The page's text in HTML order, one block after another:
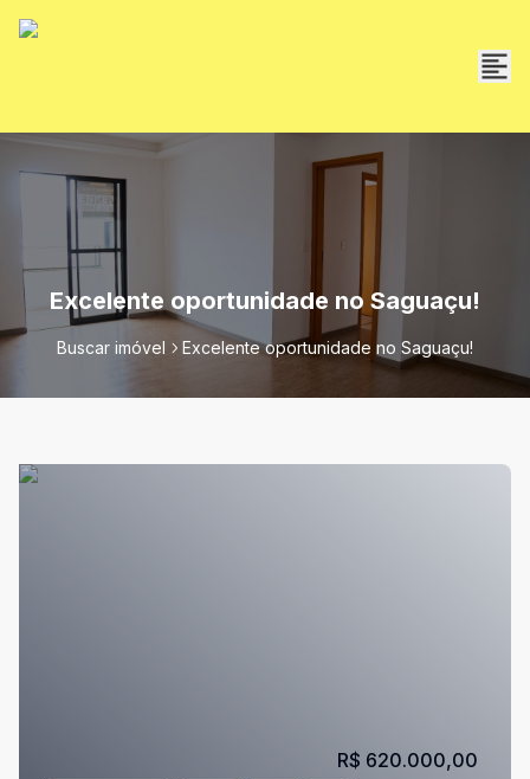
Excelente oportunidade no Saguaçu!
Buscar imóvel Excelente oportunidade no Saguaçu!
R$ 620.000,00